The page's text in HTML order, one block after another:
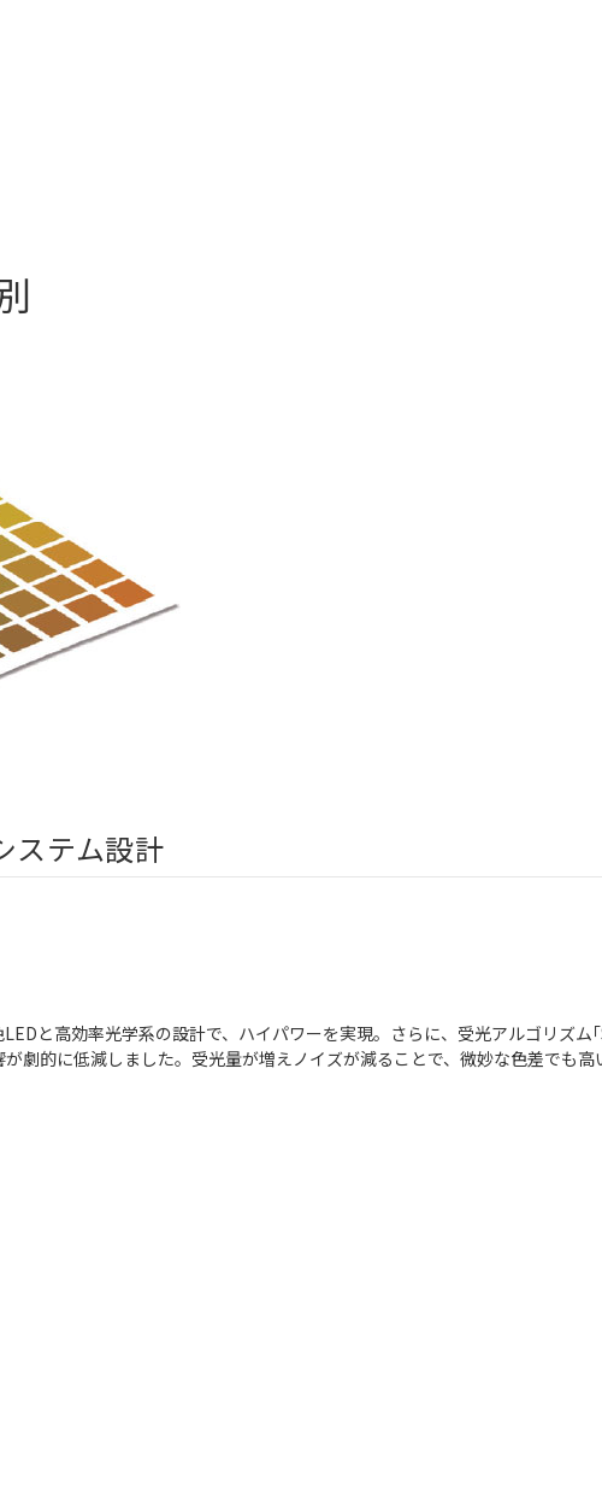
ステム設計
と高効率光学系の設計で、ハイパワーを実現。さらに、受光アルゴリズム
劇的に低減しました。受光量が増えノイズが減ることで、微妙な色差でも高